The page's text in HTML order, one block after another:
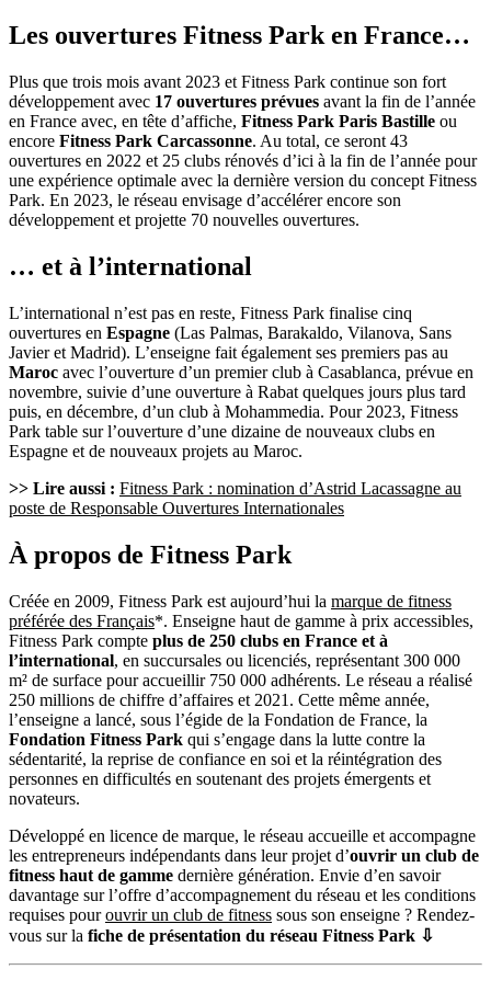
Les ouvertures Fitness Park en France…
Plus que trois mois avant 2023 et Fitness Park continue son fort
développement avec 17 ouvertures prévues avant la fin de l’année
en France avec, en tête d’affiche, Fitness Park Paris Bastille ou
encore Fitness Park Carcassonne. Au total, ce seront 43
ouvertures en 2022 et 25 clubs rénovés d’ici à la fin de l’année pour
une expérience optimale avec la dernière version du concept Fitness
Park. En 2023, le réseau envisage d’accélérer encore son
développement et projette 70 nouvelles ouvertures.
… et à l’international
L’international n’est pas en reste, Fitness Park finalise cinq
ouvertures en Espagne (Las Palmas, Barakaldo, Vilanova, Sans
Javier et Madrid). L’enseigne fait également ses premiers pas au
Maroc avec l’ouverture d’un premier club à Casablanca, prévue en
novembre, suivie d’une ouverture à Rabat quelques jours plus tard
puis, en décembre, d’un club à Mohammedia. Pour 2023, Fitness
Park table sur l’ouverture d’une dizaine de nouveaux clubs en
Espagne et de nouveaux projets au Maroc.
>> Lire aussi : Fitness Park : nomination d’Astrid Lacassagne au
poste de Responsable Ouvertures Internationales
À propos de Fitness Park
Créée en 2009, Fitness Park est aujourd’hui la marque de fitness
préférée des Français*. Enseigne haut de gamme à prix accessibles,
Fitness Park compte plus de 250 clubs en France et à
l’international, en succursales ou licenciés, représentant 300 000
m² de surface pour accueillir 750 000 adhérents. Le réseau a réalisé
250 millions de chiffre d’affaires et 2021. Cette même année,
l’enseigne a lancé, sous l’égide de la Fondation de France, la
Fondation Fitness Park qui s’engage dans la lutte contre la
sédentarité, la reprise de confiance en soi et la réintégration des
personnes en difficultés en soutenant des projets émergents et
novateurs.
Développé en licence de marque, le réseau accueille et accompagne
les entrepreneurs indépendants dans leur projet d’ouvrir un club de
fitness haut de gamme dernière génération. Envie d’en savoir
davantage sur l’offre d’accompagnement du réseau et les conditions
requises pourouvrir un club de fitness sous son enseigne ? Rendez-
vous sur la fiche de présentation du réseau Fitness Park ⇩